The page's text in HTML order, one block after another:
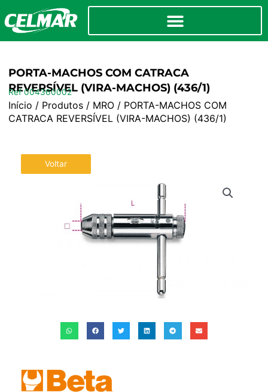
PORTA-MACHOS COM CATRACA
REVERSÍVEL (VIRA-MACHOS) (436/1)
Ref 004360002
Início / Produtos/ MRO/ PORTA-MACHOS COM
CATRACA REVERSÍVEL (VIRA-MACHOS) (436/1)
Voltar